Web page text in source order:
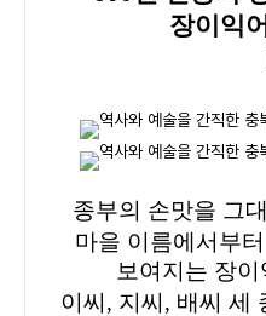
장이익
종부의 손맛을 그
마을 이름에서부
보여지는 장
이씨, 지씨, 배씨 세